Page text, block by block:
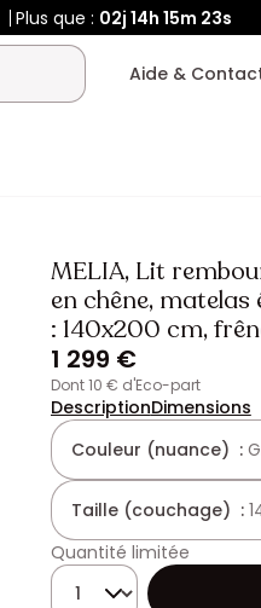
Plus que :02j 14h 15m 21s
Aide &
MELIA, Lit
en chêne,
: 140x200 cm,
1 299 €
dont 10 € d'Eco-part
DescriptionDimensions
Couleur (nuance) :
Taille (couchage) :
Quantité limitée
Quantité